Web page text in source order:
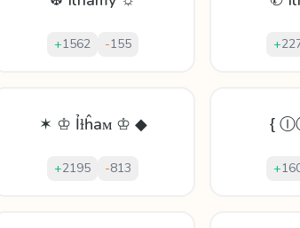
+1562 -155 +
✶ ♔ Ỉɫĥaᴍ ♔ ◆
+2195 -813
{
+